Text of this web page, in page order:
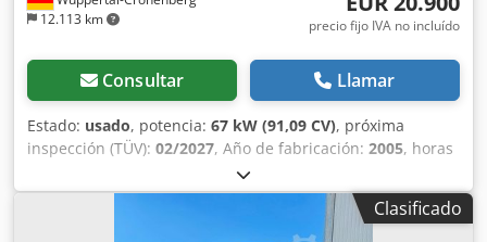
12.113 km
precio fijo IVA no incluído
Consultar Llamar
Estado: usado, potencia: 67 kW (91,09 CV), próxima
inspección (TÜV): 02/2027, Año de fabricación: 2005, horas
, Equipamiento:
acondicionado, cabina, tracción a las cuatro ruedas,
Tractor alemán, en uso hasta hace poco. SegundoClasificado